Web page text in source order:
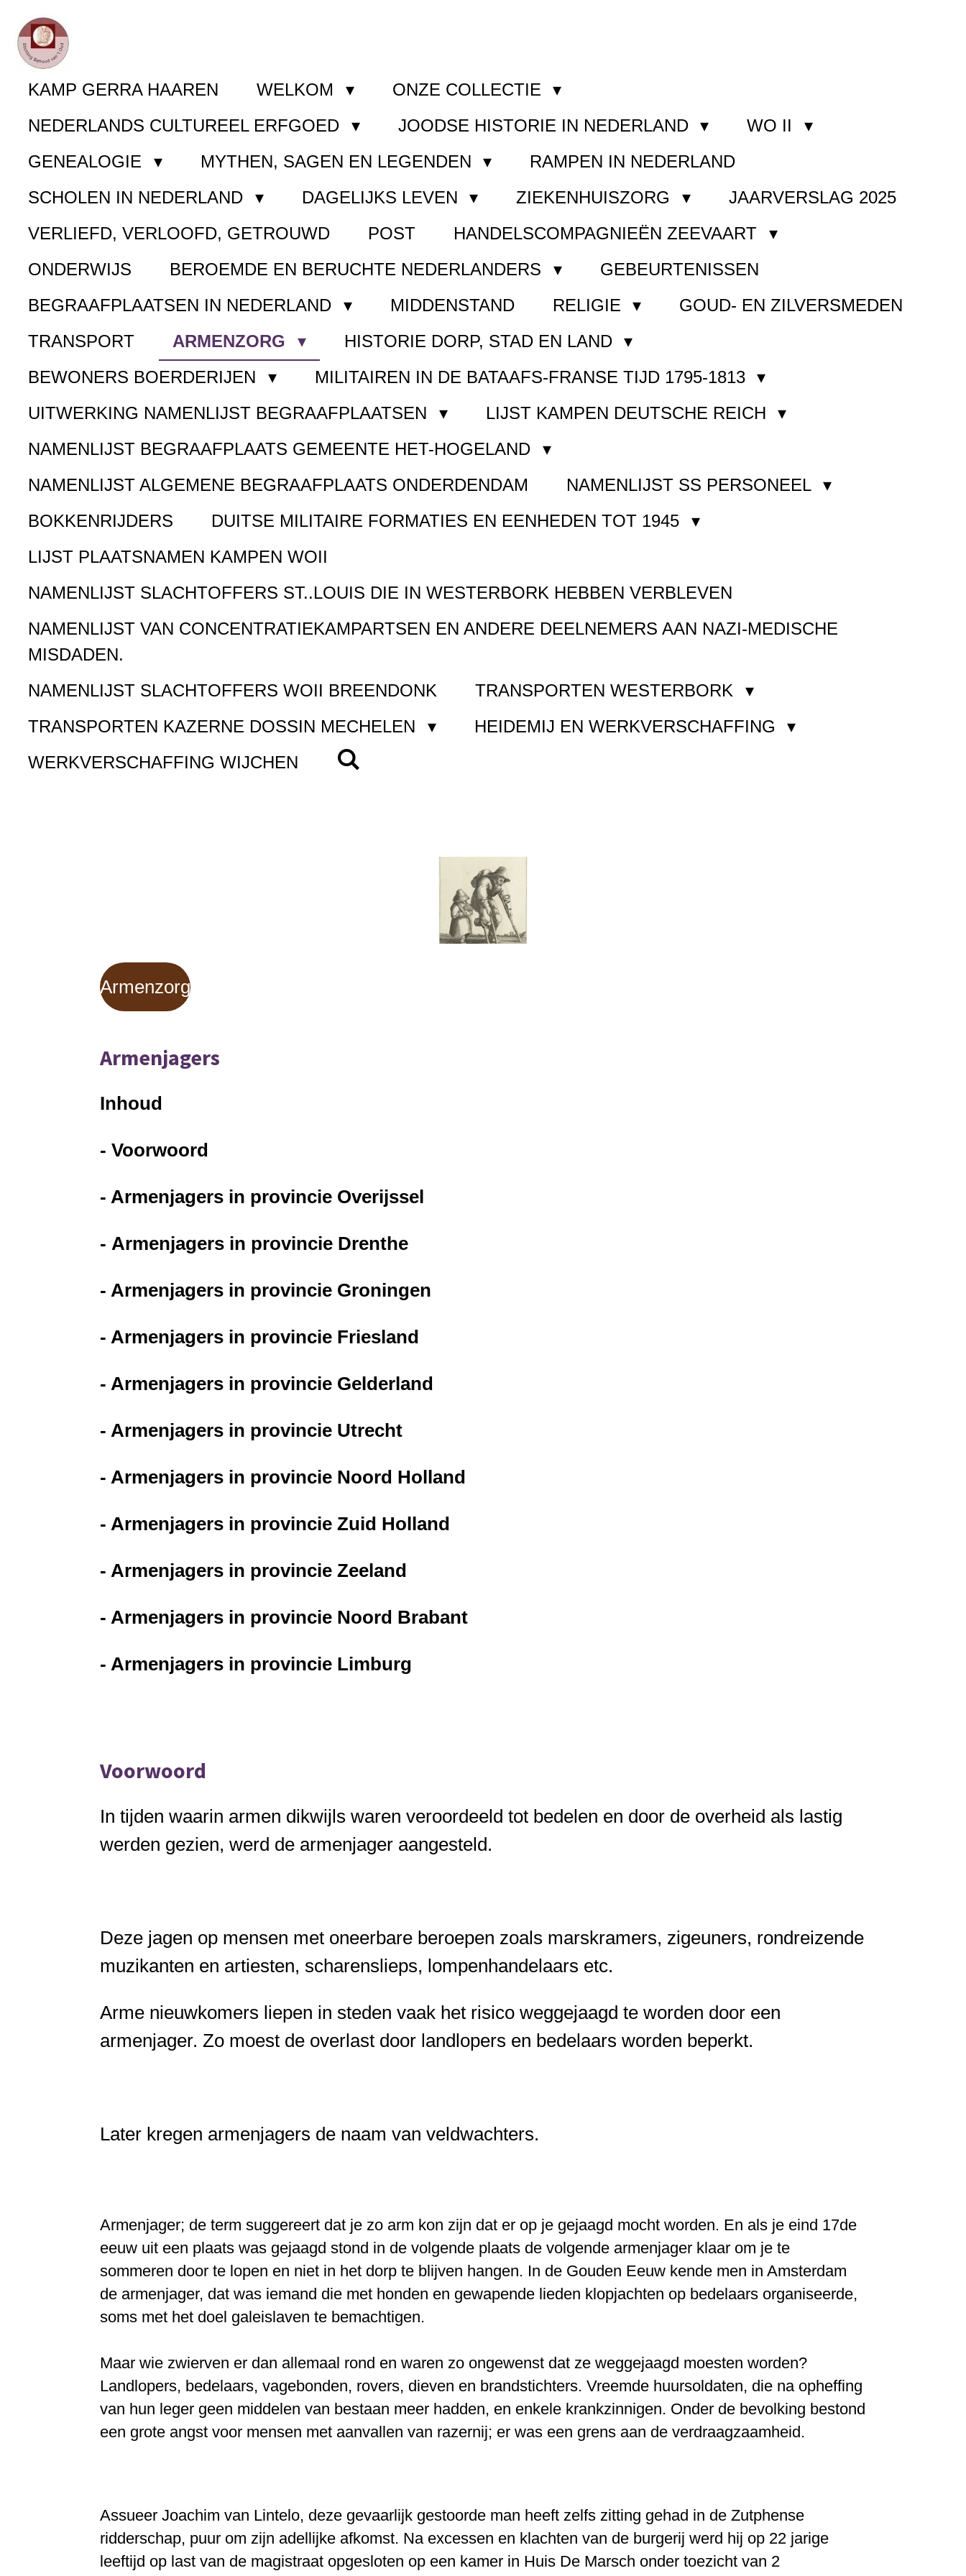
Ga
direct
naar
hoofdinhoud
KAMP GERRA HAAREN WELKOM
ONZE COLLECTIE
NEDERLANDS CULTUREEL ERFGOED
JOODSE HISTORIE IN NEDERLAND
WO II
GENEALOGIE
MYTHEN, SAGEN EN LEGENDEN
RAMPEN IN NEDERLAND
SCHOLEN IN NEDERLAND
DAGELIJKS LEVEN ZIEKENHUISZORG
JAARVERSLAG 2025
VERLIEFD, VERLOOFD, GETROUWD
POST
HANDELSCOMPAGNIEËN ZEEVAART
ONDERWIJS
BEROEMDE EN BERUCHTE NEDERLANDERS
GEBEURTENISSEN
BEGRAAFPLAATSEN IN NEDERLAND
MIDDENSTAND RELIGIE
GOUD- EN ZILVERSMEDEN
TRANSPORT
ARMENZORG
HISTORIE DORP, STAD EN LAND
BEWONERS BOERDERIJEN
MILITAIREN IN DE BATAAFS-FRANSE TIJD 1795-1813
UITWERKING NAMENLIJST BEGRAAFPLAATSEN
LIJST KAMPEN DEUTSCHE REICH
NAMENLIJST BEGRAAFPLAATS GEMEENTE HET-HOGELAND
NAMENLIJST ALGEMENE BEGRAAFPLAATS ONDERDENDAM
NAMENLIJST SS PERSONEEL
BOKKENRIJDERS
DUITSE MILITAIRE FORMATIES EN EENHEDEN TOT 1945
LIJST PLAATSNAMEN KAMPEN WOII
NAMENLIJST SLACHTOFFERS ST..LOUIS DIE IN WESTERBORK HEBBEN VERBLEVEN
NAMENLIJST VAN CONCENTRATIEKAMPARTSEN EN ANDERE DEELNEMERS AAN NAZI-MEDISCHE
MISDADEN.
NAMENLIJST SLACHTOFFERS WOII BREENDONK
TRANSPORTEN WESTERBORK
TRANSPORTEN KAZERNE DOSSIN MECHELEN
HEIDEMIJ EN WERKVERSCHAFFING
WERKVERSCHAFFING WIJCHEN
Armenzorg
Armenjagers
Inhoud
- Voorwoord
- Armenjagers in provincie Overijssel
- Armenjagers in provincie Drenthe
- Armenjagers in provincie Groningen
- Armenjagers in provincie Friesland
- Armenjagers in provincie Gelderland
- Armenjagers in provincie Utrecht
- Armenjagers in provincie Noord Holland
- Armenjagers in provincie Zuid Holland
- Armenjagers in provincie Zeeland
- Armenjagers in provincie Noord Brabant
- Armenjagers in provincie Limburg
Voorwoord
In tijden waarin armen dikwijls waren veroordeeld tot bedelen en door de overheid als lastig
werden gezien, werd de armenjager aangesteld.
Deze jagen op mensen met oneerbare beroepen zoals marskramers, zigeuners, rondreizende
muzikanten en artiesten, scharenslieps, lompenhandelaars etc.
Arme nieuwkomers liepen in steden vaak het risico weggejaagd te worden door een
armenjager. Zo moest de overlast door landlopers en bedelaars worden beperkt.
Later kregen armenjagers de naam van veldwachters.
Armenjager; de term suggereert dat je zo arm kon zijn dat er op je gejaagd mocht worden. En als je eind 17de
eeuw uit een plaats was gejaagd stond in de volgende plaats de volgende armenjager klaar om je te
sommeren door te lopen en niet in het dorp te blijven hangen. In de Gouden Eeuw kende men in Amsterdam
de armenjager, dat was iemand die met honden en gewapende lieden klopjachten op bedelaars organiseerde,
soms met het doel galeislaven te bemachtigen.
Maar wie zwierven er dan allemaal rond en waren zo ongewenst dat ze weggejaagd moesten worden?
Landlopers, bedelaars, vagebonden, rovers, dieven en brandstichters. Vreemde huursoldaten, die na opheffing
van hun leger geen middelen van bestaan meer hadden, en enkele krankzinnigen. Onder de bevolking bestond
een grote angst voor mensen met aanvallen van razernij; er was een grens aan de verdraagzaamheid.
Assueer Joachim van Lintelo, deze gevaarlijk gestoorde man heeft zelfs zitting gehad in de Zutphense
ridderschap, puur om zijn adellijke afkomst. Na excessen en klachten van de burgerij werd hij op 22 jarige
leeftijd op last van de magistraat opgesloten op een kamer in Huis De Marsch onder toezicht van 2